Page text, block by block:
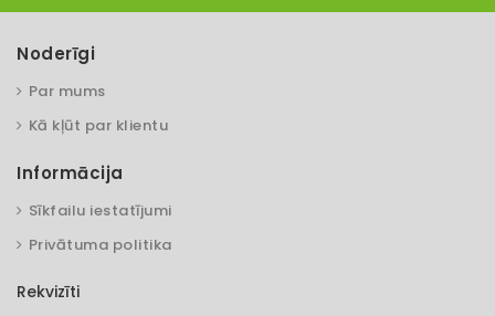
Noderīgi
Par mums
Kā kļūt par klientu
Informācija
Sīkfailu iestatījumi
Privātuma politika
Rekvizīti